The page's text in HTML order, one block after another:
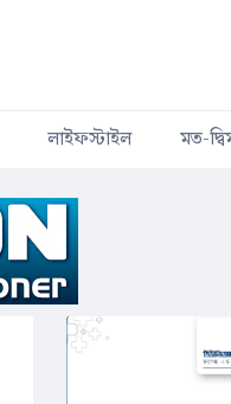
লাইফস্টাইল মত-